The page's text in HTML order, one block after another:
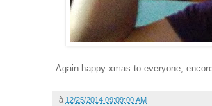
Again happy xmas to everyone,
à 12/25/2014 09:09:00 AM